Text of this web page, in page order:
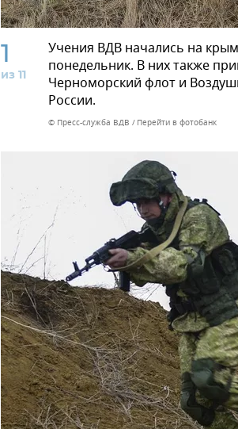
1
из 11
Учения ВДВ начались на
понедельник. В них также
Черноморский флот и
России.
© Пресс-служба ВДВ Перейти в фотобанк